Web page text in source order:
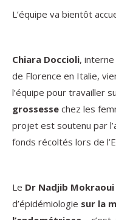
L’équipe va bientôt
Chiara Doccioli,
de Florence en Italie,
l’équipe pour travailler
grossesse chez les
projet est soutenu par
fonds récoltés lors de
Le Dr Nadjib Mokraoui
d’épidémiologie sur la